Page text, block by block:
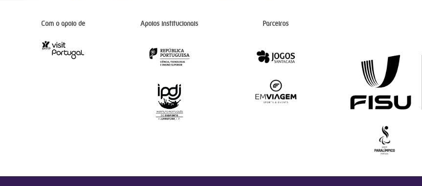
Com o apoio de Apoios institucionais Parceiros